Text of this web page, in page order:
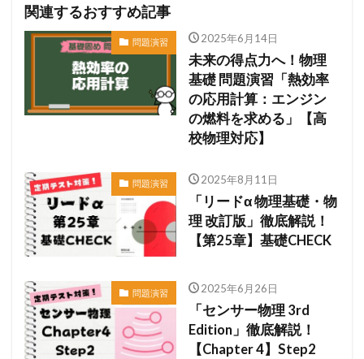
関連するおすすめ記事
問題演習 2025年6月14日
未来の得点力へ！物理
基礎 問題演習「熱効率
の応用計算：エンジン
の燃料を求める」【高
校物理対応】
問題演習 2025年8月11日
「リードα 物理基礎・物
理 改訂版」徹底解説！
【第25章】基礎CHECK
問題演習 2025年6月26日
「センサー物理 3rd
Edition」徹底解説！
【Chapter 4】Step2